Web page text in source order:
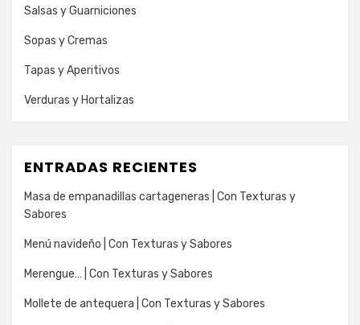
Salsas y Guarniciones
Sopas y Cremas
Tapas y Aperitivos
Verduras y Hortalizas
ENTRADAS RECIENTES
Masa de empanadillas cartageneras | Con Texturas y
Sabores
Menú navideño | Con Texturas y Sabores
Merengue… | Con Texturas y Sabores
Mollete de antequera | Con Texturas y Sabores